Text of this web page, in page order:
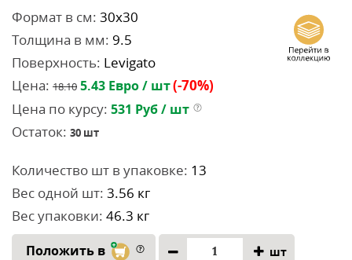
Формат в см: 30x30
Толщина в мм: 9.5
Поверхность: Levigato
Цена: 18.10 5.43 Евро / шт(-70%)
Цена по курсу: 531 Руб / шт
Остаток: 30 шт
Количество шт в упаковке: 13
Вес одной шт: 3.56 кг
Вес упаковки: 46.3 кг
Положить в шт